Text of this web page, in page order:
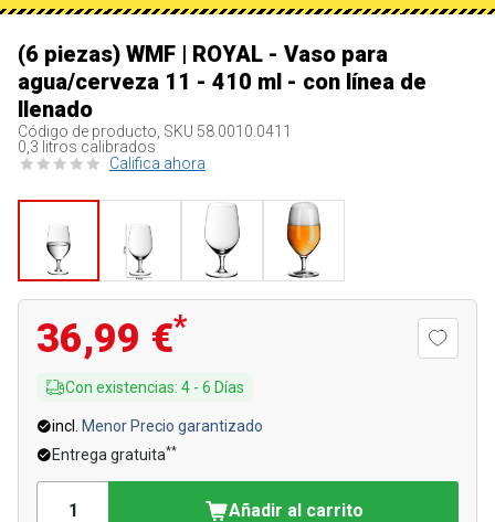
(6 piezas) WMF | ROYAL - Vaso para
agua/cerveza 11 - 410 ml - con línea de
llenado
Código de producto, SKU 58.0010.0411
0,3 litros calibrados
Califica ahora
36,99 €*
Con existencias: 4 - 6 Días
incl.
Menor Precio garantizado
Entrega gratuita**
Añadir al carrito